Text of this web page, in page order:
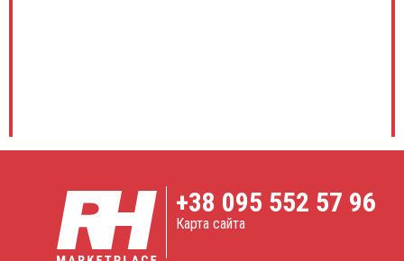
+38 095 552 57 96
Карта сайта